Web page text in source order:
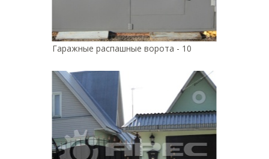
Гаражные распашные ворота - 10